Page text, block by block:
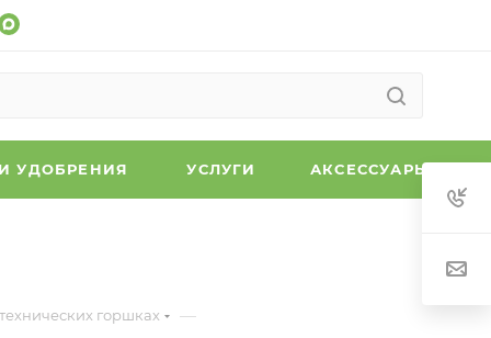
УДОБРЕНИЯ УСЛУГИ АКСЕССУАРЫ
горшках —